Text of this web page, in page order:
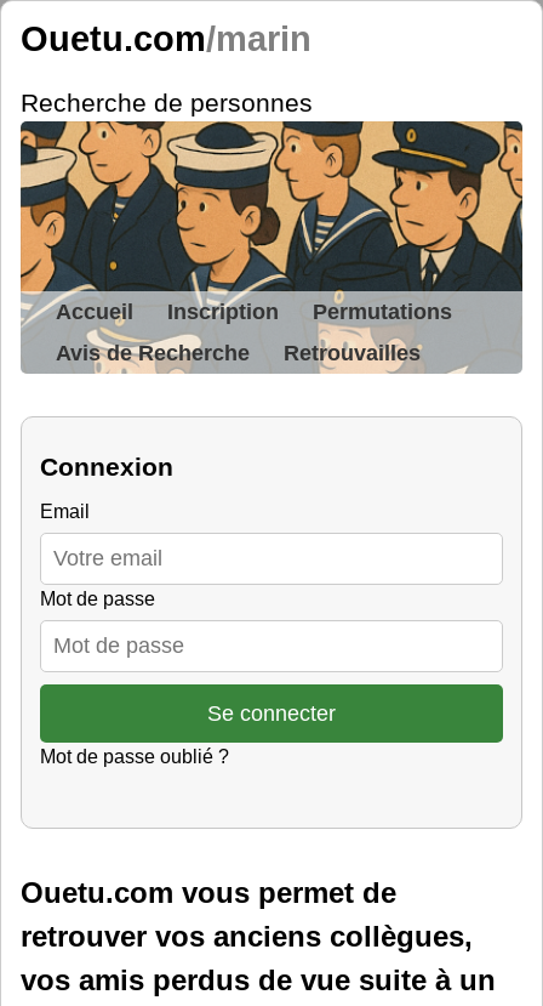
Ouetu.com/marin
Recherche de personnes
Accueil Inscription
Permutations
Avis de Recherche
Retrouvailles
Connexion
Email
Mot de passe
Mot de passe oublié ?
Ouetu.com vous permet de
retrouver vos anciens collègues,
vos amis perdus de vue suite à un